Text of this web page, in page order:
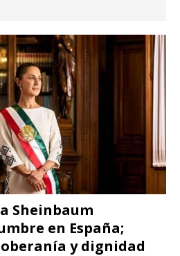
Sheinbaum
en España;
y dignidad